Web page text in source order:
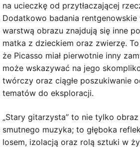
na ucieczkę od przytłaczającej
Dodatkowo badania rentgenowskie
warstwą obrazu znajdują się inne
matka z dzieckiem oraz zwierzę.
że Picasso miał pierwotnie inny
może wskazywać na jego
twórczy oraz ciągłe poszukiwanie
tematów do eksploracji.
„Stary gitarzysta” to nie tylko
smutnego muzyka; to głęboka
losem, izolacją oraz rolą sztuki w